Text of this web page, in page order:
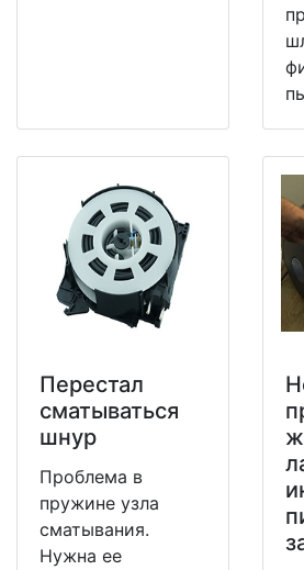
Перестал
сматываться
шнур
Проблема в
пружине узла
сматывания.
Нужна ее